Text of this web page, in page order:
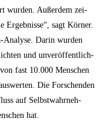
wur­den. Außer­dem zei­
Ergeb­nis­se“, sagt Kör­ner.
Ana­ly­se. Dar­in wur­den
und unver­öf­fent­lich­
fast 10.000 Men­schen
Die For­schen­den
auf Selbst­wahr­neh­
hat.